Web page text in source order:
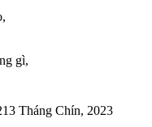
gì,
13 Tháng Chín, 2023